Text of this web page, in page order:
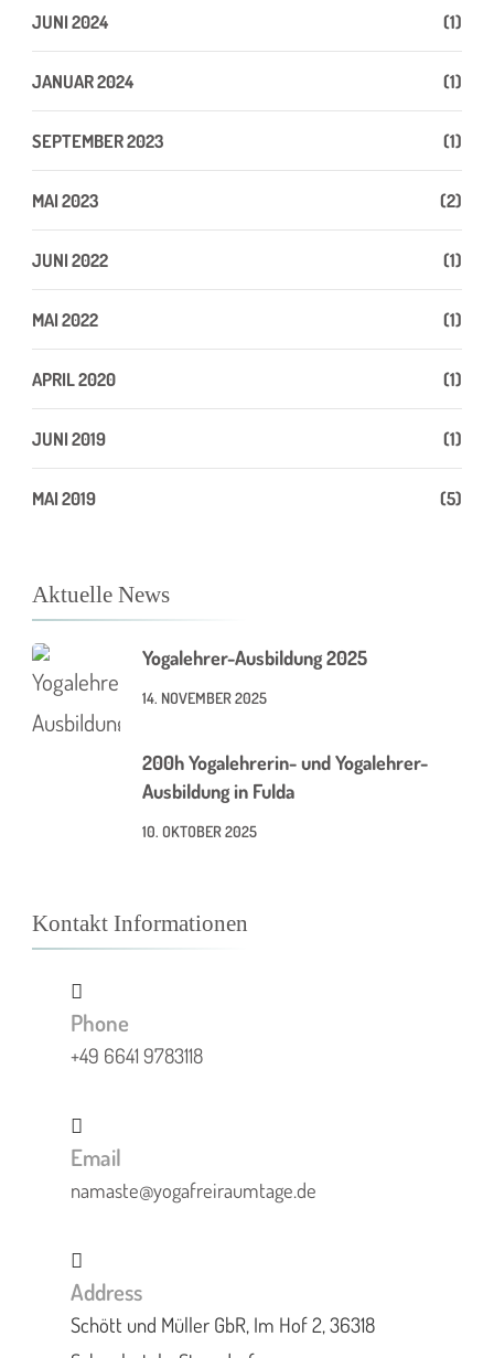
JUNI 2024 (1)
JANUAR 2024 (1)
SEPTEMBER 2023 (1)
MAI 2023 (2)
JUNI 2022 (1)
MAI 2022 (1)
APRIL 2020 (1)
JUNI 2019 (1)
MAI 2019 (5)
Aktuelle News
Yogalehrer-Ausbildung 2025
14. NOVEMBER 2025
200h Yogalehrerin- und Yogalehrer-
Ausbildung in Fulda
10. OKTOBER 2025
Kontakt Informationen
Phone
+49 6641 9783118
Email
namaste@yogafreiraumtage.de
Address
Schött und Müller GbR, Im Hof 2, 36318